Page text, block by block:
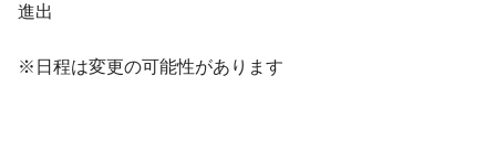
進出
※日程は変更の可能性があります